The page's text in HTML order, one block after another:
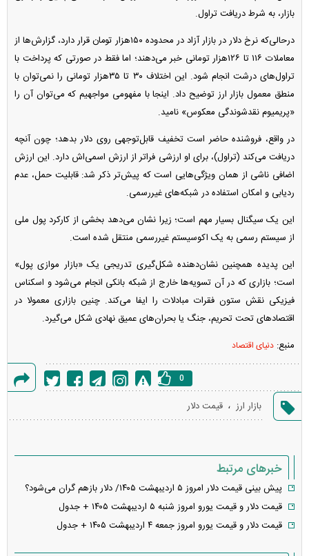
بازار، به شرط دریافت تراول.
درحالی‌که نرخ دلار در بازار آزاد در محدوده ۱۵۰هزار تومان قرار دارد، گزارش‌ها از
معاملات ۱۱۶ تا ۱۲۶هزار تومانی خبر می‌دهند؛ اما فقط در صورتی که پرداخت با
تراول‌های درشت انجام شود. این اختلاف ۳۰ تا ۳۵هزار تومانی را نمی‌توان با
منطق معمول بازار ارز توضیح داد. اینجا با مفهومی مواجهیم که می‌توان آن را
«پریمیوم نقدشوندگی معکوس» نامید.
در واقع، فروشنده حاضر است تخفیف قابل‌توجهی روی دلار بدهد؛ چون آنچه
دریافت می‌کند (تراول)، برای او ارزشی فراتر از ارزش اسمی‌اش دارد. این ارزش
اضافی ناشی از همان ویژگی‌هایی است که پیش‌تر ذکر شد: قابلیت حمل، عدم
ردیابی و امکان استفاده در شبکه‌های غیررسمی.
این یک سیگنال بسیار مهم است؛ زیرا نشان می‌دهد بخشی از کارکرد پول ملی
از سیستم رسمی به یک اکوسیستم غیررسمی منتقل شده است.
این پدیده همچنین نشان‌دهنده شکل‌گیری تدریجی یک «بازار موازی پول»
است؛ بازاری که در آن تسویه‌ها خارج از شبکه بانکی انجام می‌شود و اسکناس
فیزیکی نقش ستون فقرات مبادلات را ایفا می‌کند. چنین بازاری معمولا در
اقتصادهای تحت تحریم، جنگ یا بحران‌های عمیق نهادی شکل می‌گیرد.
منبع: دنیای اقتصاد
خطا
0
بازار ارز ، قیمت دلار
خبرهای مرتبط
پیش بینی قیمت دلار امروز ۵ اردیبهشت ۱۴۰۵/ دلار بازهم گران می‌شود؟
قیمت دلار و قیمت یورو امروز شنبه ۵ اردیبهشت ۱۴۰۵ + جدول
قیمت دلار و قیمت یورو امروز جمعه ۴ اردیبهشت ۱۴۰۵ + جدول